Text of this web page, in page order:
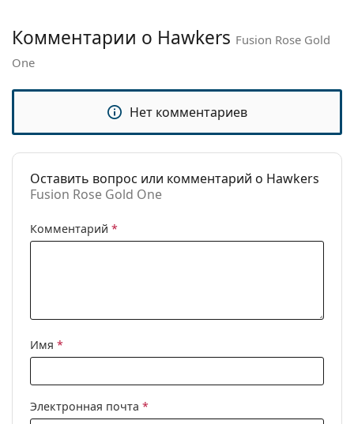
Категория:
Солнцезащитные очки
Бренд:
Fusion Rose Gold One
Комментарии о Hawkers Fusion Rose Gold
One
Нет комментариев
Оставить вопрос или комментарий о Hawkers
Fusion Rose Gold One
Комментарий *
Имя *
Электронная почта *